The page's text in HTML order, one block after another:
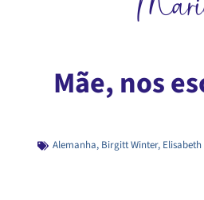
Mãe, nos
Alemanha, Birgitt Winter, Elisabeth